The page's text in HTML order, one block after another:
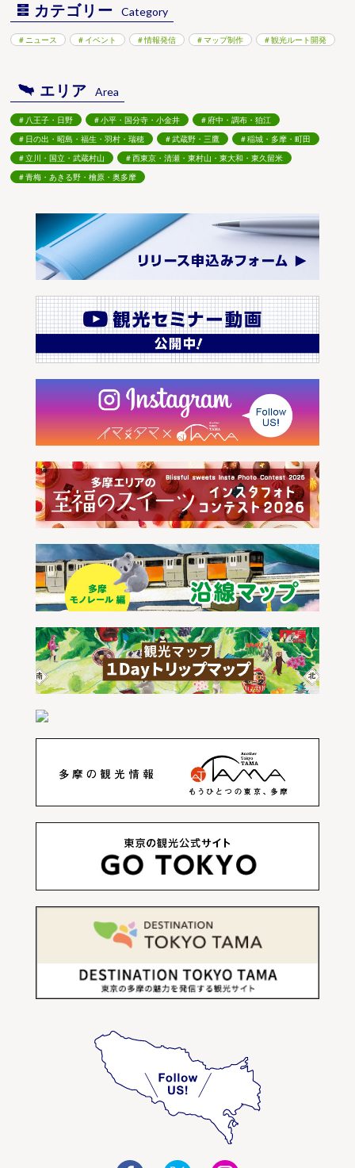
カテゴリー Category
ニュース イベント 情報発信 マップ制作 観光ルート開発
エリア Area
八王子・日野 小平・国分寺・小金井
府中・調布・狛江
日の出・昭島・福生・羽村・瑞穂
武蔵野・三鷹
稲城・多摩・町田
立川・国立・武蔵村山
西東京・清瀬・東村山・東大和・東久留米
青梅・あきる野・檜原・奥多摩